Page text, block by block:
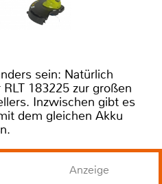
sein: Natürlich
183225 zur großen
Inzwischen gibt es
dem gleichen Akku
Anzeige